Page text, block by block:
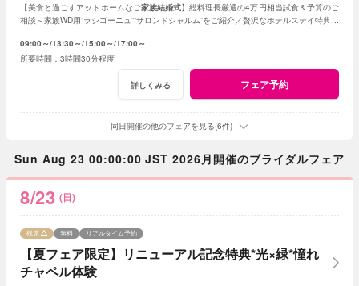
【美食と過ごすアットホームなご家族結婚式】総料理長厳選の4万円相当試食＆予算のご
相談～家族WD用”ラシゴーニュ””サロンドシャルム”をご紹介／贅沢なホテルステイ特典あ
09:00～ 13:30～ 15:00～ 17:00～
3時間30分程度
詳しくみる フェア予約
同日開催の他のフェアを見る(6件)
Sun Aug 23 00:00:00 JST 2026月開催のブライダルフェア
8/23 (日)
【夏フェア限定】リニューアル記念特典*光×緑*憧れ
チャペル体験
残席 無料 リアルタイム予約